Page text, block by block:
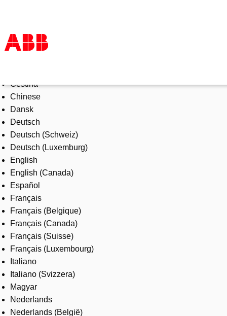
Products & Solutions
Industries
Services
About us
Where to buy
Contact us
Careers
Čeština
Chinese
Dansk
Deutsch
Deutsch (Schweiz)
Deutsch (Luxemburg)
English
English (Canada)
Español
Français
Français (Belgique)
Français (Canada)
Français (Suisse)
Français (Luxembourg)
Italiano
Italiano (Svizzera)
Magyar
Nederlands
Nederlands (België)